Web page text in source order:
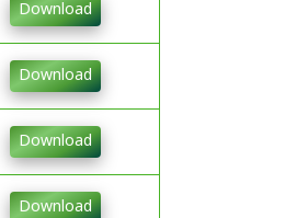
Download
Download
Download
Download